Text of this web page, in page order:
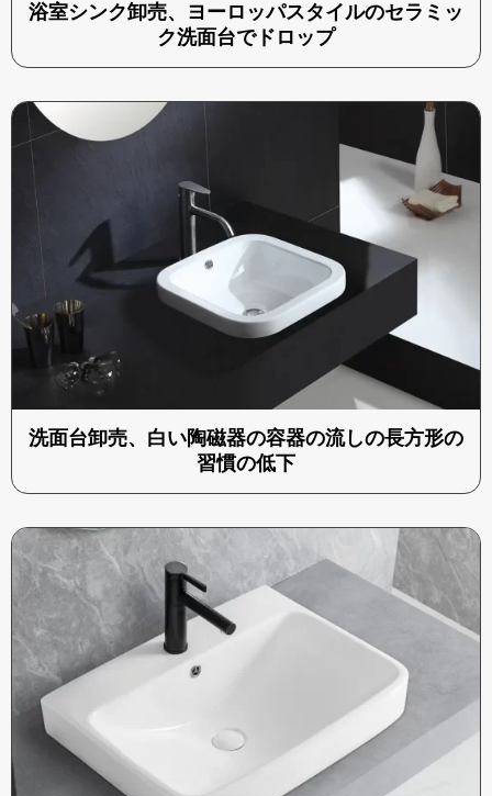
浴室シンク卸売、ヨーロッパスタイルのセラミッ
ク洗面台でドロップ
洗面台卸売、白い陶磁器の容器の流しの長方形の
習慣の低下